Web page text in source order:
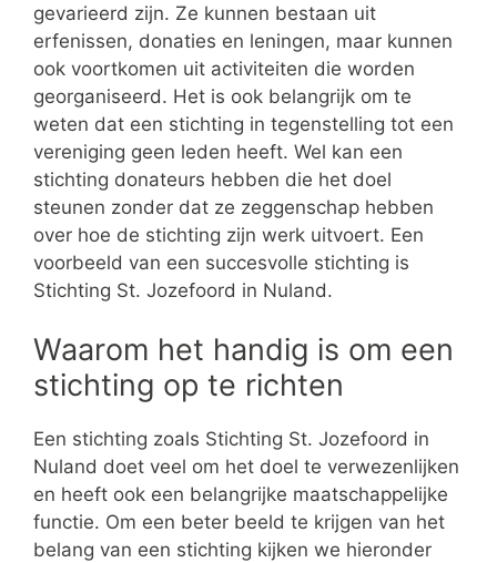
gevarieerd zijn. Ze kunnen bestaan uit
erfenissen, donaties en leningen, maar kunnen
ook voortkomen uit activiteiten die worden
georganiseerd. Het is ook belangrijk om te
weten dat een stichting in tegenstelling tot een
vereniging geen leden heeft. Wel kan een
stichting donateurs hebben die het doel
steunen zonder dat ze zeggenschap hebben
over hoe de stichting zijn werk uitvoert. Een
voorbeeld van een succesvolle stichting is
Stichting St. Jozefoord in Nuland.
Waarom het handig is om een
stichting op te richten
Een stichting zoals Stichting St. Jozefoord in
Nuland doet veel om het doel te verwezenlijken
en heeft ook een belangrijke maatschappelijke
functie. Om een beter beeld te krijgen van het
belang van een stichting kijken we hieronder